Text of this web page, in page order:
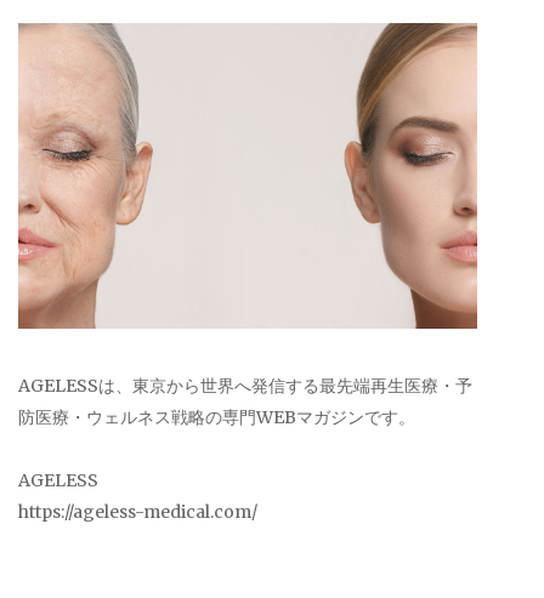
AGELESSは、東京から世界へ発信する最先端再生医療・予
防医療・ウェルネス戦略の専門WEBマガジンです。
AGELESS
https://ageless-medical.com/